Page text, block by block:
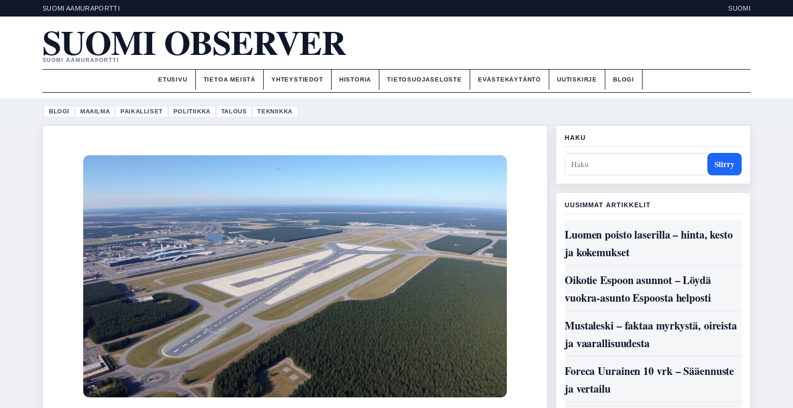
SUOMI AAMURAPORTTI SUOMI
SUOMI OBSERVER
SUOMI AAMURAPORTTI
ETUSIVU TIETOA MEISTÄ YHTEYSTIEDOT HISTORIA TIETOSUOJASELOSTE EVÄSTEKÄYTÄNTÖ UUTISKIRJE BLOGI
BLOGI MAAILMA PAIKALLISET POLITIIKKA TALOUS TEKNIIKKA
HAKU
Siirry
UUSIMMAT ARTIKKELIT
Luomen poisto laserilla – hinta, kesto
ja kokemukset
Oikotie Espoon asunnot – Löydä
vuokra-asunto Espoosta helposti
Mustaleski – faktaa myrkystä, oireista
ja vaarallisuudesta
Foreca Uurainen 10 vrk – Sääennuste
ja vertailu